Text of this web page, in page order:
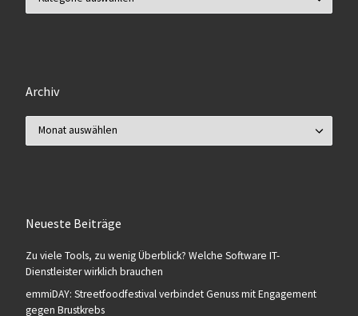
Archiv
Neueste Beiträge
Zu viele Tools, zu wenig Überblick? Welche Software IT-
Dienstleister wirklich brauchen
emmiDAY: Streetfoodfestival verbindet Genuss mit Engagement
gegen Brustkrebs